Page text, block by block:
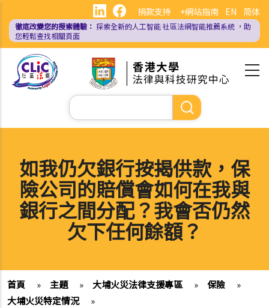
內
EN 简体
捐款支持 +網站指南
徹底改變您的搜索體驗： 探索全新的人工智能社區法網智能推薦系統 ，助
您輕鬆查找相關頁面
Search
如我仍欠銀行按揭供款，保
險公司的賠償會如何在我與
銀行之間分配？我會否仍然
欠下任何餘額？
首頁 » 主題 » 大埔火災法律支援專區 » 保險
»
大埔火災特定情況
»